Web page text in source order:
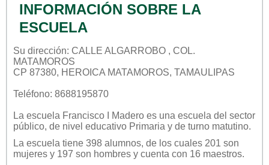
INFORMACIÓN SOBRE LA
ESCUELA
Su dirección: CALLE ALGARROBO , COL.
MATAMOROS
CP 87380, HEROICA MATAMOROS, TAMAULIPAS
Teléfono: 8688195870
La escuela Francisco I Madero es una escuela del sector
público, de nivel educativo Primaria y de turno matutino.
La escuela tiene 398 alumnos, de los cuales 201 son
mujeres y 197 son hombres y cuenta con 16 maestros.